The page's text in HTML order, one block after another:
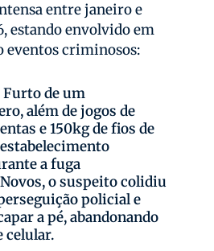
entre janeiro e
estando envolvido em
eventos criminosos:
Furto de um
além de jogos de
e 150kg de fios de
a fuga
o suspeito colidiu
policial e
a pé, abandonando
celular.